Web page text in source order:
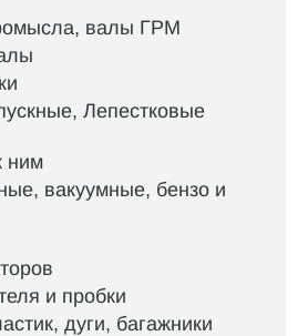
валы ГРМ
Лепестковые
ним
вакуумные, бензо и
и пробки
дуги, багажники